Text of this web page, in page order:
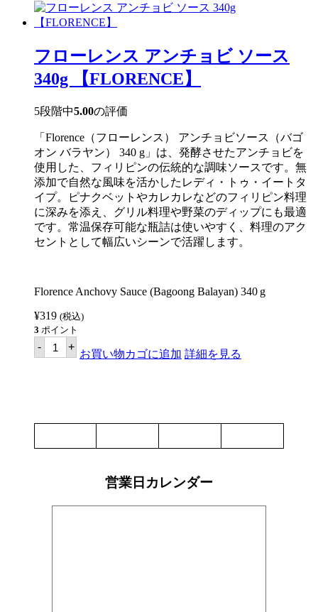
フローレンス アンチョビ ソース
340g 【FLORENCE】
5段階中5.00の評価
「Florence（フローレンス） アンチョビソース（バゴ
オン バラヤン） 340 g」は、発酵させたアンチョビを
使用した、フィリピンの伝統的な調味ソースです。無
添加で自然な風味を活かしたレディ・トゥ・イートタ
イプ。ピナクベットやカレカレなどのフィリピン料理
に深みを添え、グリル料理や野菜のディップにも最適
です。常温保存可能な瓶詰は使いやすく、料理のアク
セントとして幅広いシーンで活躍します。
Florence Anchovy Sauce (Bagoong Balayan) 340 g
¥319 (税込)
3 ポイント
- フ
ロ
ン
+
お買い物カゴに追加 詳細を見る
営業日カレンダー